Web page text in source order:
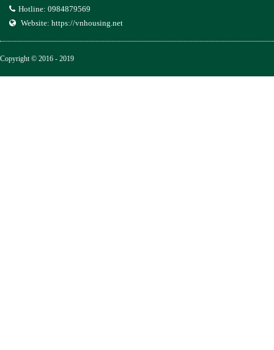
Hotline: 0984879569
Website: https://vnhousing.net
Copyright © 2016 - 2019